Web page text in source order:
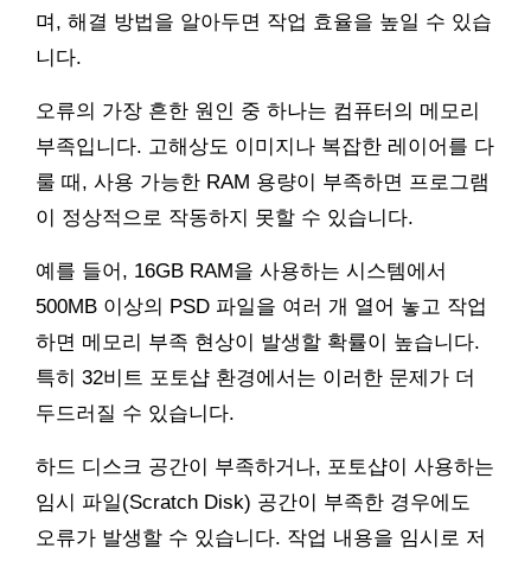
며, 해결 방법을 알아두면 작업 효율을 높일 수 있습
니다.
오류의 가장 흔한 원인 중 하나는 컴퓨터의 메모리
부족입니다. 고해상도 이미지나 복잡한 레이어를 다
룰 때, 사용 가능한 RAM 용량이 부족하면 프로그램
이 정상적으로 작동하지 못할 수 있습니다.
예를 들어, 16GB RAM을 사용하는 시스템에서
500MB 이상의 PSD 파일을 여러 개 열어 놓고 작업
하면 메모리 부족 현상이 발생할 확률이 높습니다.
특히 32비트 포토샵 환경에서는 이러한 문제가 더
두드러질 수 있습니다.
하드 디스크 공간이 부족하거나, 포토샵이 사용하는
임시 파일(Scratch Disk) 공간이 부족한 경우에도
오류가 발생할 수 있습니다. 작업 내용을 임시로 저